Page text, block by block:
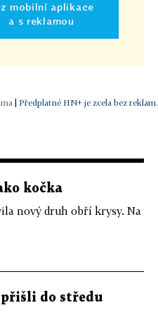
mobilní aplikace
a s reklamou
Předplatné HN+ je zcela bez reklam.
kočka
nový druh obří krysy. Na
přišli do středu